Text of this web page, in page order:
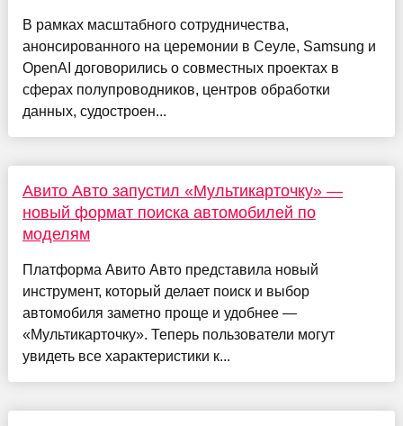
В рамках масштабного сотрудничества,
анонсированного на церемонии в Сеуле, Samsung и
OpenAI договорились о совместных проектах в
сферах полупроводников, центров обработки
данных, судостроен...
Авито Авто запустил «Мультикарточку» —
новый формат поиска автомобилей по
моделям
Платформа Авито Авто представила новый
инструмент, который делает поиск и выбор
автомобиля заметно проще и удобнее —
«Мультикарточку». Теперь пользователи могут
увидеть все характеристики к...